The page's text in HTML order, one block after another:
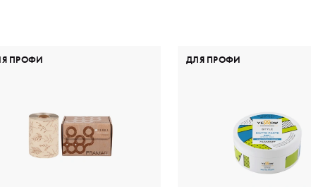
ПРОФИ ДЛЯ ПРОФИ